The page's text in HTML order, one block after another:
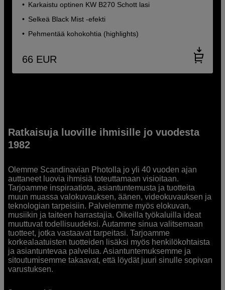
Karkaistu optinen KW B270 Schott lasi
Selkeä Black Mist -efekti
Pehmentää kohokohtia (highlights)
66 EUR
Ratkaisuja luoville ihmisille jo vuodesta
1982
Olemme Scandinavian Photolla jo yli 40 vuoden ajan
auttaneet luovia ihmisiä toteuttamaan visioitaan.
Tarjoamme inspiraatiota, asiantuntemusta ja tuotteita
muun muassa valokuvauksen, äänen, videokuvauksen ja
teknologian tarpeisiin. Palvelemme myös elokuvan,
musiikin ja taiteen harrastajia. Oikeilla työkaluilla ideat
muuttuvat todellisuudeksi. Autamme sinua valitsemaan
tuotteet, jotka vastaavat tarpeitasi. Tarjoamme
korkealaatuisten tuotteiden lisäksi myös henkilökohtaista
ja asiantuntevaa palvelua. Asiantuntemuksemme ja
sitoutumisemme takaavat, että löydät juuri sinulle sopivan
varustuksen.